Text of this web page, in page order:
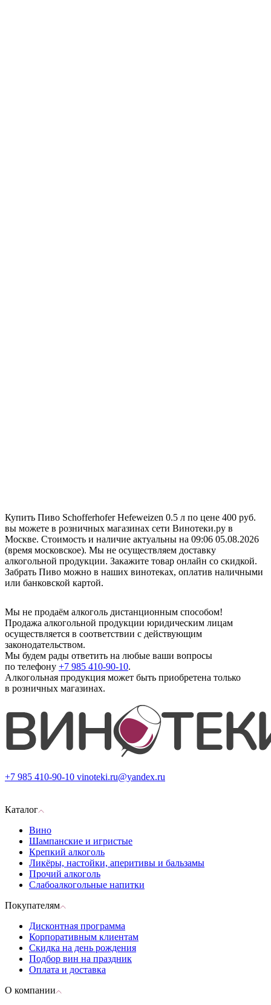
Купить Пиво Schofferhofer Hefeweizen 0.5 л по цене 400 руб.
вы можете в розничных магазинах сети Винотеки.ру в
Москве. Стоимость и наличие актуальны на 09:06 05.08.2026
(время московское). Мы не осуществляем доставку
алкогольной продукции. Закажите товар онлайн со скидкой.
Забрать Пиво можно в наших винотеках, оплатив наличными
или банковской картой.
Мы не продаём алкоголь дистанционным способом!
Продажа алкогольной продукции юридическим лицам
осуществляется в соответствии с действующим
законодательством.
Мы будем рады ответить на любые ваши вопросы
по телефону +7 985 410-90-10.
Алкогольная продукция может быть приобретена только
в розничных магазинах.
+7 985 410-90-10 vinoteki.ru@yandex.ru
Каталог
Вино
Шампанские и игристые
Крепкий алкоголь
Ликёры, настойки, аперитивы и бальзамы
Прочий алкоголь
Слабоалкогольные напитки
Покупателям
Дисконтная программа
Корпоративным клиентам
Скидка на день рождения
Подбор вин на праздник
Оплата и доставка
О компании